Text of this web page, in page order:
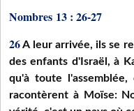
Nombres 13 : 26-27
26A leur arrivée, ils se
des enfants d'Israël, à
qu'à toute
racontèrent à Moïse: